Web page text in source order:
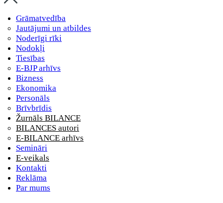
Grāmatvedība
Jautājumi un atbildes
Noderīgi rīki
Nodokļi
Tiesības
E-BJP arhīvs
Bizness
Ekonomika
Personāls
Brīvbrīdis
Žurnāls BILANCE
BILANCES autori
E-BILANCE arhīvs
Semināri
E-veikals
Kontakti
Reklāma
Par mums